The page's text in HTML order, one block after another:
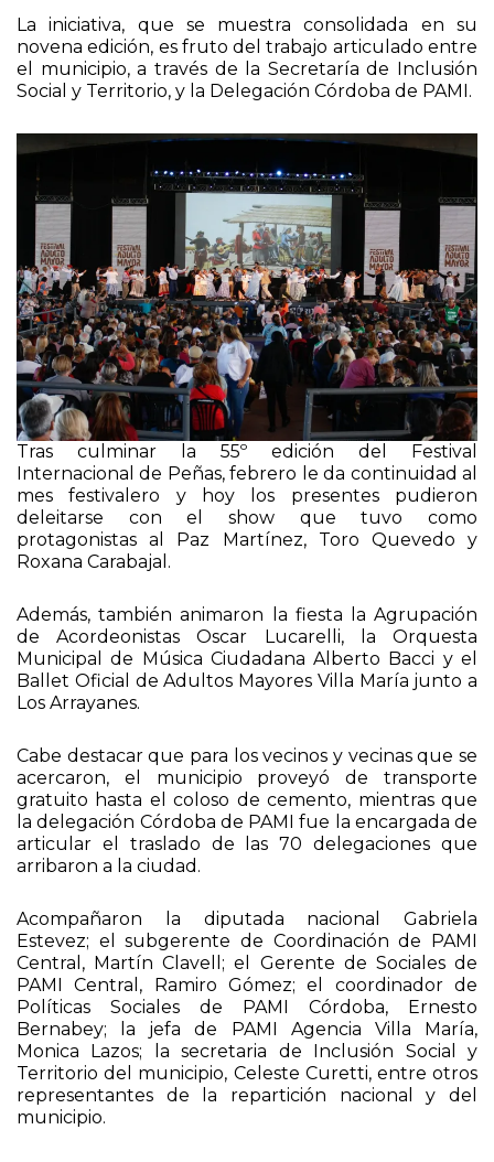
el municipio, a través de la Secretaría de Inclusión
Social y Territorio, y la Delegación Córdoba de PAMI.
Tras culminar la 55º edición del Festival
Internacional de Peñas, febrero le da continuidad al
mes festivalero y hoy los presentes pudieron
deleitarse con el show que tuvo como
protagonistas al Paz Martínez, Toro Quevedo y
Roxana Carabajal.
Además, también animaron la fiesta la Agrupación
Municipal de Música Ciudadana Alberto Bacci y el
Ballet Oficial de Adultos Mayores Villa María junto a
Los Arrayanes.
Cabe destacar que para los vecinos y vecinas que se
gratuito hasta el coloso de cemento, mientras que
la delegación Córdoba de PAMI fue la encargada de
articular el traslado de las 70 delegaciones que
arribaron a la ciudad.
Acompañaron la diputada nacional Gabriela
Central, Martín Clavell; el Gerente de Sociales de
PAMI Central, Ramiro Gómez; el coordinador de
Políticas Sociales de PAMI Córdoba, Ernesto
Bernabey; la jefa de PAMI Agencia Villa María,
Monica Lazos; la secretaria de Inclusión Social y
Territorio del municipio, Celeste Curetti, entre otros
representantes de la repartición nacional y del
municipio.